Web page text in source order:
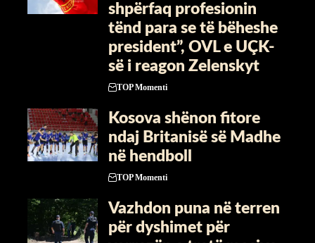
shpërfaq profesionin
tënd para se të bëheshe
president”, OVL e UÇK-
së i reagon Zelenskyt
TOP Momenti
Kosova shënon fitore
ndaj Britanisë së Madhe
në hendboll
TOP Momenti
Vazhdon puna në terren
për dyshimet për